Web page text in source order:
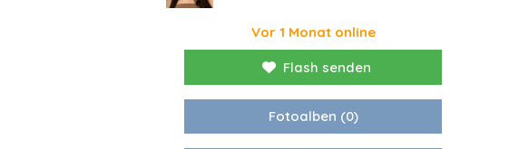
Vor 1 Monat online
Flash senden
Fotoalben (0)